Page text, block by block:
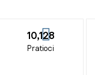
10,128
Pratioci